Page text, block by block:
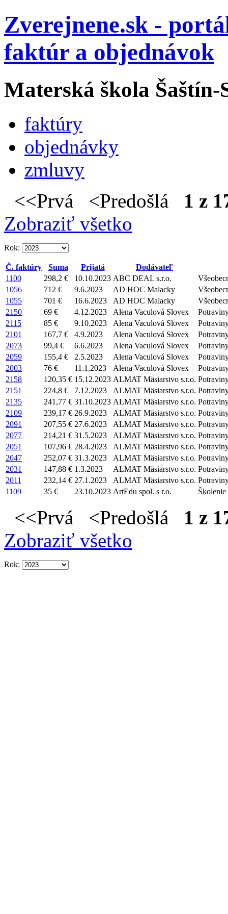
Zverejnene.sk -
faktúr a objednávok
Materská škola Šaštín-
faktúry
objednávky
zmluvy
<<Prvá <Predošlá 1 z
Zobraziť všetko
Rok:
Č. faktúry Suma Prijatá
Dodávateľ
1100
298,2 € 10.10.2023 ABC DEAL s.r.o.
1056
712 € 9.6.2023 AD HOC Malacky
1055
701 € 16.6.2023 AD HOC Malacky
2150
69 € 4.12.2023 Alena Vaculová Slovex
2115
85 € 9.10.2023 Alena Vaculová Slovex
2101
167,7 € 4.9.2023 Alena Vaculová Slovex
2073
99,4 € 6.6.2023 Alena Vaculová Slovex
2059
155,4 € 2.5.2023 Alena Vaculová Slovex
2003
76 € 11.1.2023 Alena Vaculová Slovex
2158
120,35 € 15.12.2023 ALMAT Mäsiarstvo s.r.o.
2151
224,8 € 7.12.2023 ALMAT Mäsiarstvo s.r.o.
2135
241,77 € 31.10.2023 ALMAT Mäsiarstvo s.r.o.
2109
239,17 € 26.9.2023 ALMAT Mäsiarstvo s.r.o.
2091
207,55 € 27.6.2023 ALMAT Mäsiarstvo s.r.o.
2077
214,21 € 31.5.2023 ALMAT Mäsiarstvo s.r.o.
2051
107,96 € 28.4.2023 ALMAT Mäsiarstvo s.r.o.
2047
252,07 € 31.3.2023 ALMAT Mäsiarstvo s.r.o.
2031
147,88 € 1.3.2023 ALMAT Mäsiarstvo s.r.o.
2011
232,14 € 27.1.2023 ALMAT Mäsiarstvo s.r.o.
1109
35 € 23.10.2023 ArtEdu spol. s r.o. Školenie
<<Prvá <Predošlá 1 z
Zobraziť všetko
Rok: